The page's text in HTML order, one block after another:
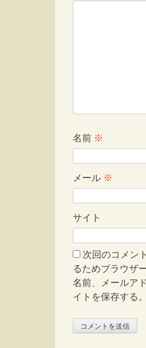
名前 ※
メール ※
サイト
次回のコメン
るためブラウザ
名前、メールア
イトを保存する。